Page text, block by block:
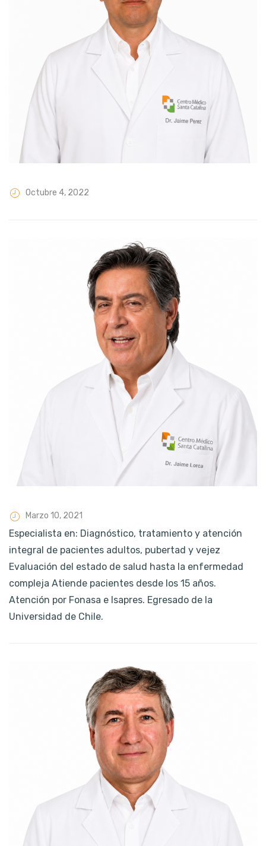
Octubre 4, 2022
Marzo 10, 2021
Especialista en: Diagnóstico, tratamiento y atención
integral de pacientes adultos, pubertad y vejez
Evaluación del estado de salud hasta la enfermedad
compleja Atiende pacientes desde los 15 años.
Atención por Fonasa e Isapres. Egresado de la
Universidad de Chile.